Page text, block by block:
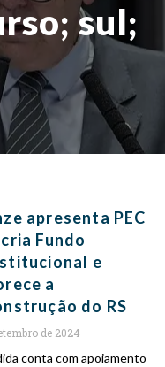
sul;
apresenta PEC
Fundo
e
a
do RS
de 2024
conta com apoiamento